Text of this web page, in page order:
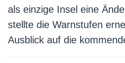
als einzige Insel eine
stellte die Warnstufen
Ausblick auf die